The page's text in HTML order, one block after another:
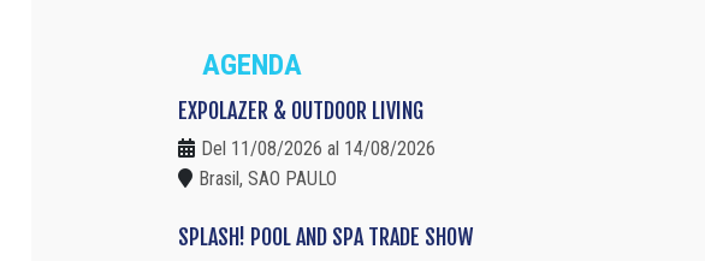
AGENDA
EXPOLAZER & OUTDOOR LIVING
Del 11/08/2026 al 14/08/2026
Brasil, SAO PAULO
SPLASH! POOL AND SPA TRADE SHOW